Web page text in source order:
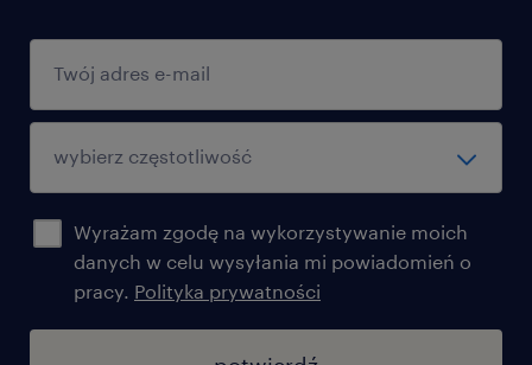
Wyrażam zgodę na wykorzystywanie moich
danych w celu wysyłania mi powiadomień o
pracy. Polityka prywatności